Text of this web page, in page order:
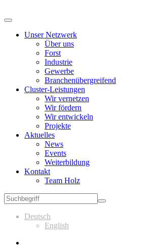
Unser Netzwerk
Über uns
Forst
Industrie
Gewerbe
Branchenübergreifend
Cluster-Leistungen
Wir vernetzen
Wir fördern
Wir entwickeln
Projekte
Aktuelles
News
Events
Weiterbildung
Kontakt
Team Holz
Deutsch
English